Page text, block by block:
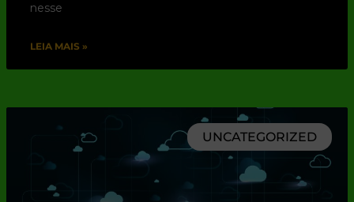
nesse
LEIA MAIS »
UNCATEGORIZED